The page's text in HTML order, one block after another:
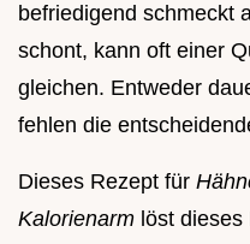
befriedigend schmeckt
schont, kann oft einer
gleichen. Entweder
fehlen die
Dieses Rezept für
Kalorienarm löst